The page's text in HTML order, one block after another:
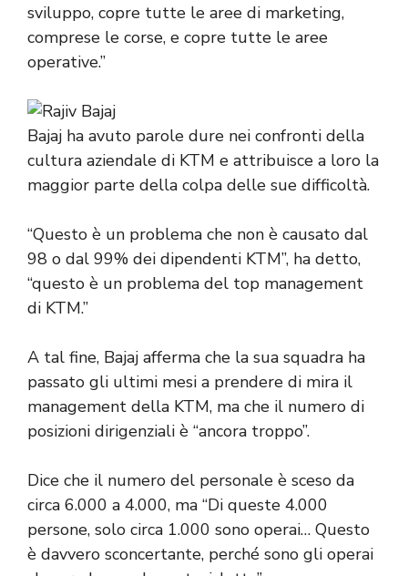
sviluppo, copre tutte le aree di marketing,
comprese le corse, e copre tutte le aree
operative.”
Bajaj ha avuto parole dure nei confronti della
cultura aziendale di KTM e attribuisce a loro la
maggior parte della colpa delle sue difficoltà.
“Questo è un problema che non è causato dal
98 o dal 99% dei dipendenti KTM”, ha detto,
“questo è un problema del top management
di KTM.”
A tal fine, Bajaj afferma che la sua squadra ha
passato gli ultimi mesi a prendere di mira il
management della KTM, ma che il numero di
posizioni dirigenziali è “ancora troppo”.
Dice che il numero del personale è sceso da
circa 6.000 a 4.000, ma “Di queste 4.000
persone, solo circa 1.000 sono operai… Questo
è davvero sconcertante, perché sono gli operai